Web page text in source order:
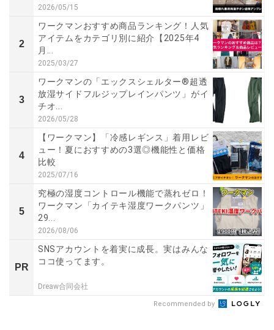
2026/05/15
2
ワークマンおすすめ商品ランキング！人気
アイテムをカテゴリ別に紹介【2025年4
月...
2025/03/27
3
ワークマンの「エックスシェルター®超透
放湿サイドフルジップレインパンツ」がイ
チオ...
2026/05/28
4
【ワークマン】「冷感レギンス」着用レビ
ュー！夏におすすめの3選◎機能性と価格
比較
2025/07/16
5
究極の湿度コントロール機能で蒸れゼロ！
ワークマン「カイテキ湿度ワークパンツ」
29...
2026/08/06
PR
SNSアカウントを着実に成長。実はみんな
ココ使ってます。
Dreaw合同会社
Recommended by